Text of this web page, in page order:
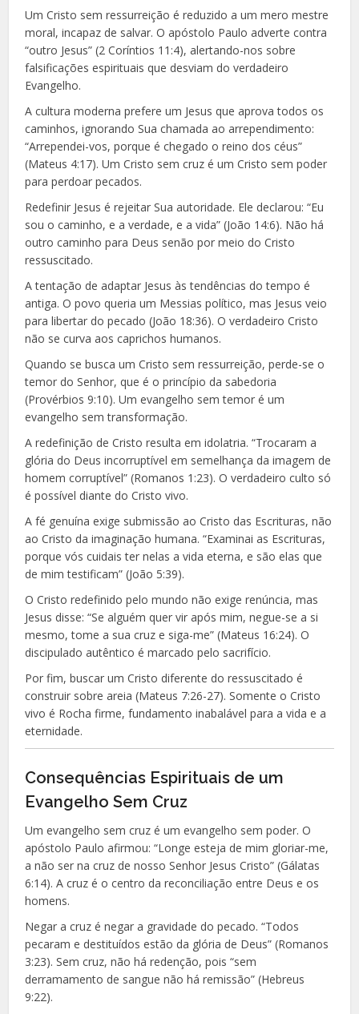
Um Cristo sem ressurreição é reduzido a um mero mestre
moral, incapaz de salvar. O apóstolo Paulo adverte contra
“outro Jesus” (2 Coríntios 11:4), alertando-nos sobre
falsificações espirituais que desviam do verdadeiro
Evangelho.
A cultura moderna prefere um Jesus que aprova todos os
caminhos, ignorando Sua chamada ao arrependimento:
“Arrependei-vos, porque é chegado o reino dos céus”
(Mateus 4:17). Um Cristo sem cruz é um Cristo sem poder
para perdoar pecados.
Redefinir Jesus é rejeitar Sua autoridade. Ele declarou: “Eu
sou o caminho, e a verdade, e a vida” (João 14:6). Não há
outro caminho para Deus senão por meio do Cristo
ressuscitado.
A tentação de adaptar Jesus às tendências do tempo é
antiga. O povo queria um Messias político, mas Jesus veio
para libertar do pecado (João 18:36). O verdadeiro Cristo
não se curva aos caprichos humanos.
Quando se busca um Cristo sem ressurreição, perde-se o
temor do Senhor, que é o princípio da sabedoria
(Provérbios 9:10). Um evangelho sem temor é um
evangelho sem transformação.
A redefinição de Cristo resulta em idolatria. “Trocaram a
glória do Deus incorruptível em semelhança da imagem de
homem corruptível” (Romanos 1:23). O verdadeiro culto só
é possível diante do Cristo vivo.
A fé genuína exige submissão ao Cristo das Escrituras, não
ao Cristo da imaginação humana. “Examinai as Escrituras,
porque vós cuidais ter nelas a vida eterna, e são elas que
de mim testificam” (João 5:39).
O Cristo redefinido pelo mundo não exige renúncia, mas
Jesus disse: “Se alguém quer vir após mim, negue-se a si
mesmo, tome a sua cruz e siga-me” (Mateus 16:24). O
discipulado autêntico é marcado pelo sacrifício.
Por fim, buscar um Cristo diferente do ressuscitado é
construir sobre areia (Mateus 7:26-27). Somente o Cristo
vivo é Rocha firme, fundamento inabalável para a vida e a
eternidade.
Consequências Espirituais de um
Evangelho Sem Cruz
Um evangelho sem cruz é um evangelho sem poder. O
apóstolo Paulo afirmou: “Longe esteja de mim gloriar-me,
a não ser na cruz de nosso Senhor Jesus Cristo” (Gálatas
6:14). A cruz é o centro da reconciliação entre Deus e os
homens.
Negar a cruz é negar a gravidade do pecado. “Todos
pecaram e destituídos estão da glória de Deus” (Romanos
3:23). Sem cruz, não há redenção, pois “sem
derramamento de sangue não há remissão” (Hebreus
9:22).